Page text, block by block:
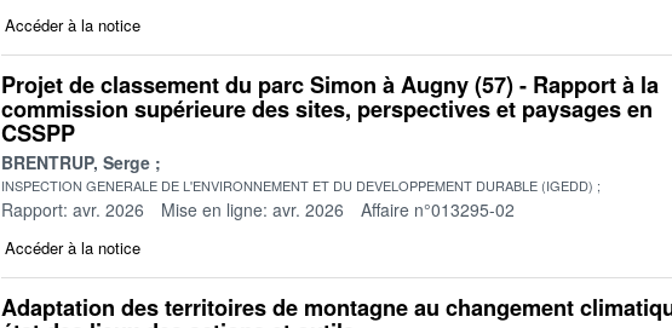
Accéder à la notice
Projet de classement du parc Simon à Augny (57) - Rapport à la
commission supérieure des sites, perspectives et paysages en
CSSPP
BRENTRUP, Serge
INSPECTION GENERALE DE L'ENVIRONNEMENT ET DU DEVELOPPEMENT DURABLE (IGEDD)
Rapport: avr. 2026 Mise en ligne: avr. 2026 Affaire n°013295-02
Accéder à la notice
Adaptation des territoires de montagne au changement